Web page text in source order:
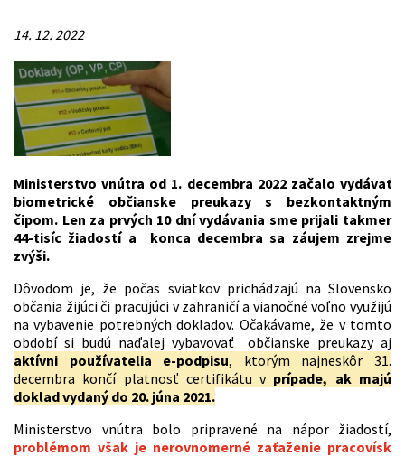
14. 12. 2022
Ministerstvo vnútra od 1. decembra 2022 začalo vydávať
biometrické občianske preukazy s bezkontaktným
čipom. Len za prvých 10 dní vydávania sme prijali takmer
44-tisíc žiadostí a konca decembra sa záujem zrejme
zvýši.
Dôvodom je, že počas sviatkov prichádzajú na Slovensko
občania žijúci či pracujúci v zahraničí a vianočné voľno využijú
na vybavenie potrebných dokladov. Očakávame, že v tomto
období si budú naďalej vybavovať občianske preukazy aj
aktívni používatelia e-podpisu, ktorým najneskôr 31.
decembra končí platnosť certifikátu vprípade, ak majú
doklad vydaný do 20. júna 2021.
Ministerstvo vnútra bolo pripravené na nápor žiadostí,
problémom však je nerovnomerné zaťaženie pracovísk